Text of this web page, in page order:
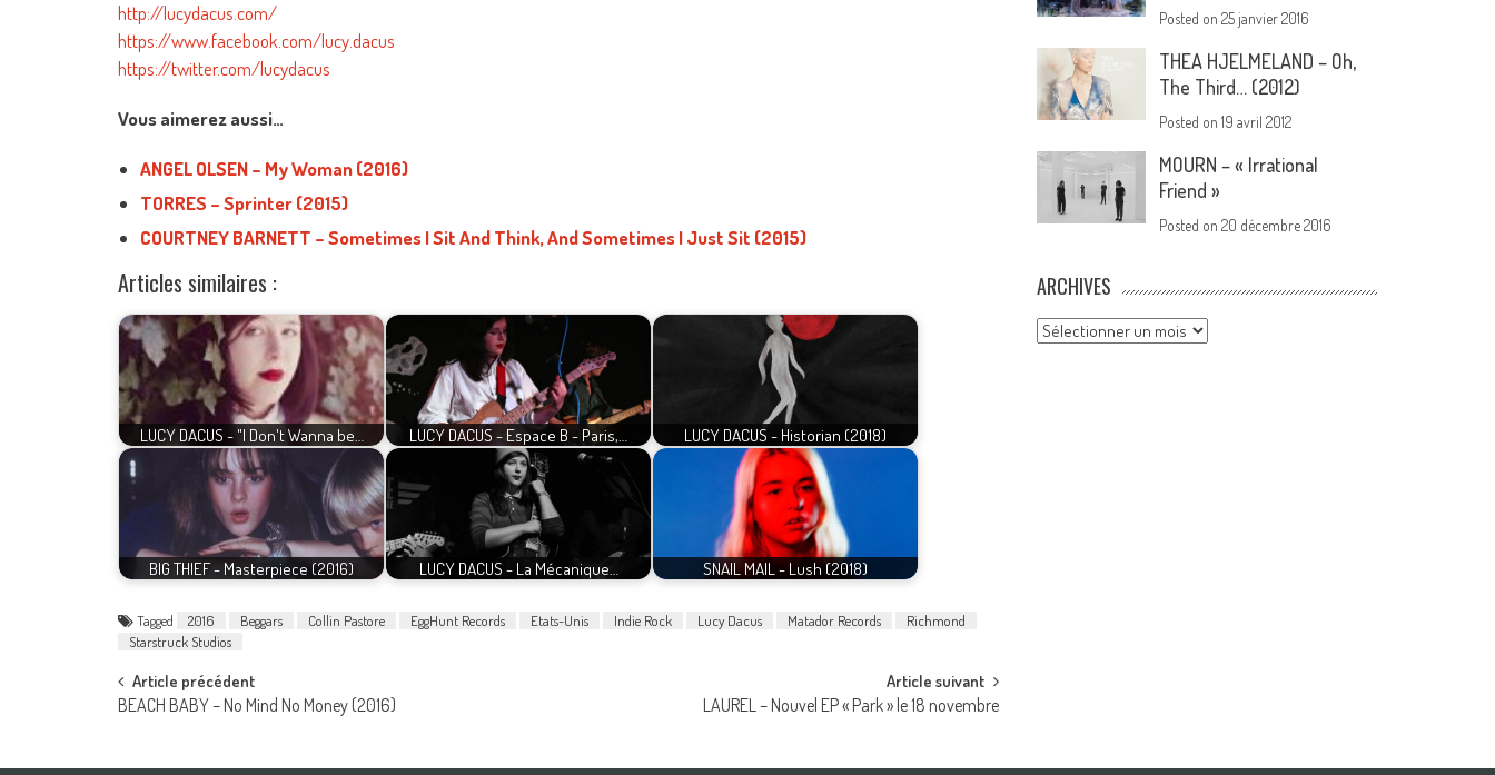
http://lucydacus.com/
https://www.facebook.com/lucy.dacus
https://twitter.com/lucydacus
Vous aimerez aussi…
ANGEL OLSEN – My Woman (2016)
TORRES – Sprinter (2015)
COURTNEY BARNETT – Sometimes I Sit And Think, And Sometimes I Just Sit (2015)
Articles similaires :
LUCY DACUS - "I Don't Wanna be… LUCY DACUS - Espace B - Paris,… LUCY DACUS - Historian (2018)
BIG THIEF - Masterpiece (2016) LUCY DACUS - La Mécanique… SNAIL MAIL - Lush (2018)
Tagged 2016 Beggars Collin Pastore EggHunt Records Etats-Unis Indie Rock Lucy Dacus Matador Records
Richmond
Starstruck Studios
Post
Article précédent
BEACH BABY – No Mind No Money (2016)
Article suivant
LAUREL – Nouvel EP « Park » le 18 novembre
Posted on25 janvier 2016
THEA HJELMELAND – Oh,
The Third… (2012)
Posted on19 avril 2012
MOURN – « Irrational
Friend »
Posted on20 décembre 2016
ARCHIVES
Archives